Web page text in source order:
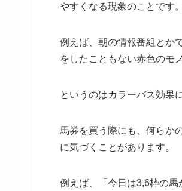
やすくなる現象のことです。
例えば、朝の情報番組とか
をしたこともない赤色のモ
というのはカラーバス効果
馬券を買う際にも、何らか
に気づくことがあります。
例えば、「今日は3,6枠の